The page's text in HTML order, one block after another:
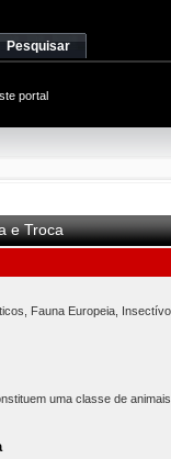
Pesquisar
portal
e Troca
Fauna Europeia,
uma classe de